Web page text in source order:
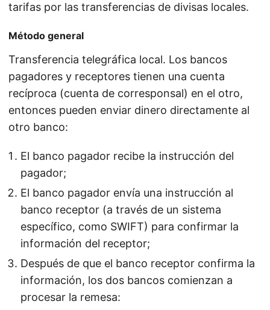
tarifas por las transferencias de divisas locales.
Método general
Transferencia telegráfica local. Los bancos
pagadores y receptores tienen una cuenta
recíproca (cuenta de corresponsal) en el otro,
entonces pueden enviar dinero directamente al
otro banco:
El banco pagador recibe la instrucción del
pagador;
El banco pagador envía una instrucción al
banco receptor (a través de un sistema
específico, como SWIFT) para confirmar la
información del receptor;
Después de que el banco receptor confirma la
información, los dos bancos comienzan a
procesar la remesa: